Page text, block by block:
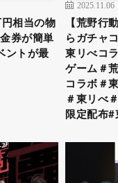
円相当の物
券が簡単
ントが最
2025.11.06
【荒野行
らガチャ
東リべコ
ゲーム＃
コラボ＃
＃東リべ
限定配布#